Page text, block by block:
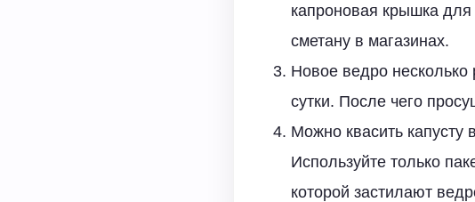
капроновая крышка
сметану в магазинах.
Новое ведро
сутки. После чего
Можно квасить капусту
Используйте только
которой застилают